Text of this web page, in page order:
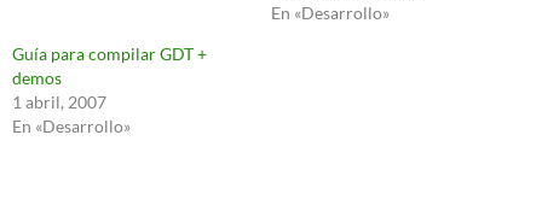
En «Desarrollo»
Guía para compilar GDT +
demos
1 abril, 2007
En «Desarrollo»